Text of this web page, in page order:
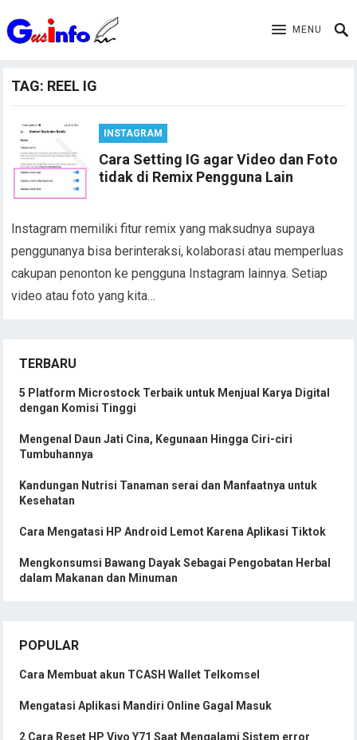
MENU
TAG: REEL IG
INSTAGRAM
Cara Setting IG agar Video dan Foto
tidak di Remix Pengguna Lain
Instagram memiliki fitur remix yang maksudnya supaya
penggunanya bisa berinteraksi, kolaborasi atau memperluas
cakupan penonton ke pengguna Instagram lainnya. Setiap
video atau foto yang kita…
TERBARU
5 Platform Microstock Terbaik untuk Menjual Karya Digital
dengan Komisi Tinggi
Mengenal Daun Jati Cina, Kegunaan Hingga Ciri-ciri
Tumbuhannya
Kandungan Nutrisi Tanaman serai dan Manfaatnya untuk
Kesehatan
Cara Mengatasi HP Android Lemot Karena Aplikasi Tiktok
Mengkonsumsi Bawang Dayak Sebagai Pengobatan Herbal
dalam Makanan dan Minuman
POPULAR
Cara Membuat akun TCASH Wallet Telkomsel
Mengatasi Aplikasi Mandiri Online Gagal Masuk
2 Cara Reset HP Vivo Y71 Saat Mengalami Sistem error